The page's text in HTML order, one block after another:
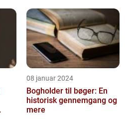
08 januar 2024
Bogholder til bøger: En
historisk gennemgang og
mere